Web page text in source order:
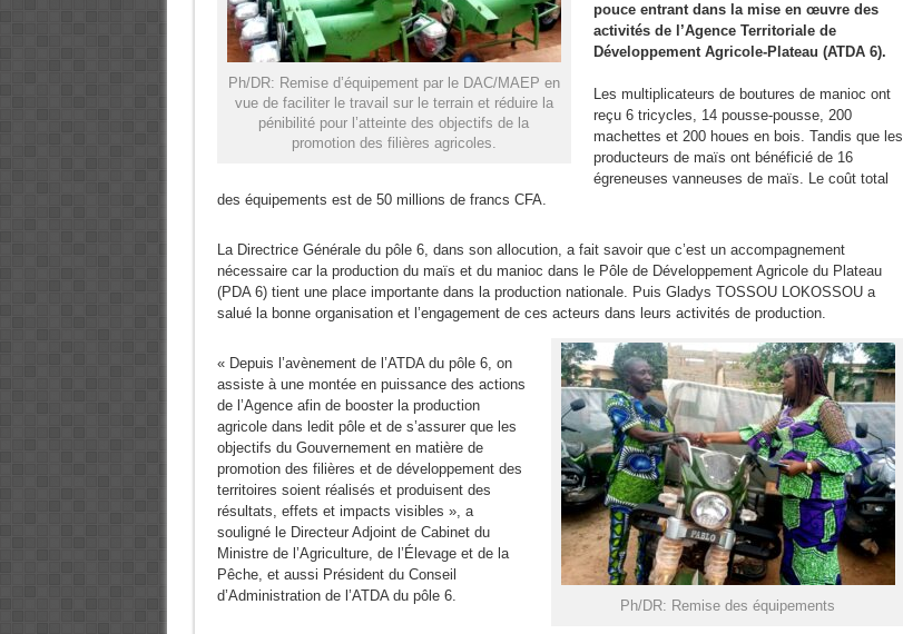
Ph/DR: Remise d’équipement par le DAC/MAEP en
vue de faciliter le travail sur le terrain et réduire la
pénibilité pour l’atteinte des objectifs de la
promotion des filières agricoles.
pouce entrant dans la mise en œuvre des
activités de l’Agence Territoriale de
Développement Agricole-Plateau (ATDA 6).
Les multiplicateurs de boutures de manioc ont
reçu 6 tricycles, 14 pousse-pousse, 200
machettes et 200 houes en bois. Tandis que les
producteurs de maïs ont bénéficié de 16
égreneuses vanneuses de maïs. Le coût total
des équipements est de 50 millions de francs CFA.
La Directrice Générale du pôle 6, dans son allocution, a fait savoir que c’est un accompagnement
nécessaire car la production du maïs et du manioc dans le Pôle de Développement Agricole du Plateau
(PDA 6) tient une place importante dans la production nationale. Puis Gladys TOSSOU LOKOSSOU a
salué la bonne organisation et l’engagement de ces acteurs dans leurs activités de production.
Ph/DR: Remise des équipements
« Depuis l’avènement de l’ATDA du pôle 6, on
assiste à une montée en puissance des actions
de l’Agence afin de booster la production
agricole dans ledit pôle et de s’assurer que les
objectifs du Gouvernement en matière de
promotion des filières et de développement des
territoires soient réalisés et produisent des
résultats, effets et impacts visibles », a
souligné le Directeur Adjoint de Cabinet du
Ministre de l’Agriculture, de l’Élevage et de la
Pêche, et aussi Président du Conseil
d’Administration de l’ATDA du pôle 6.